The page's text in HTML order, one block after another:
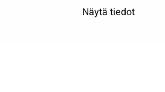
Näytä tiedot